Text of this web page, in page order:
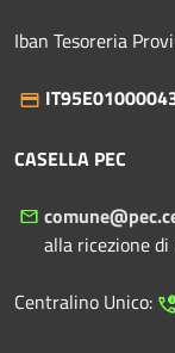
Iban Tesoreria
CASELLA PEC
alla ricezione di
Centralino Unico: